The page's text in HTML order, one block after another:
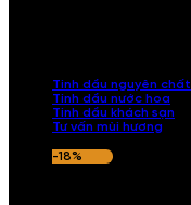
Tinh dầu nguyên chất
Tinh dầu nước hoa
Tinh dầu khách sạn
Tư vấn mùi hương
-18%